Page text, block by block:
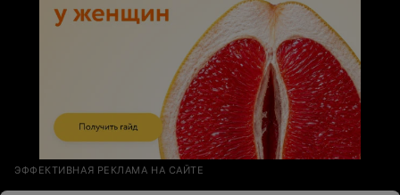
ЭФФЕКТИВНАЯ РЕКЛАМА НА САЙТЕ